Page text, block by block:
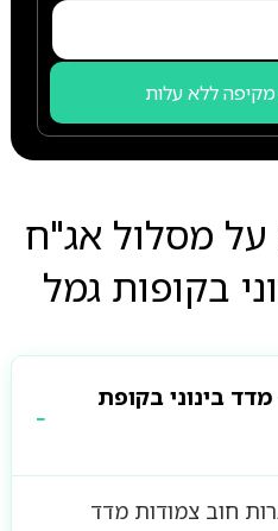
ללא עלות
על מסלול אג"ח
בקופות גמל
בינוני בקופת
חוב צמודות מדד